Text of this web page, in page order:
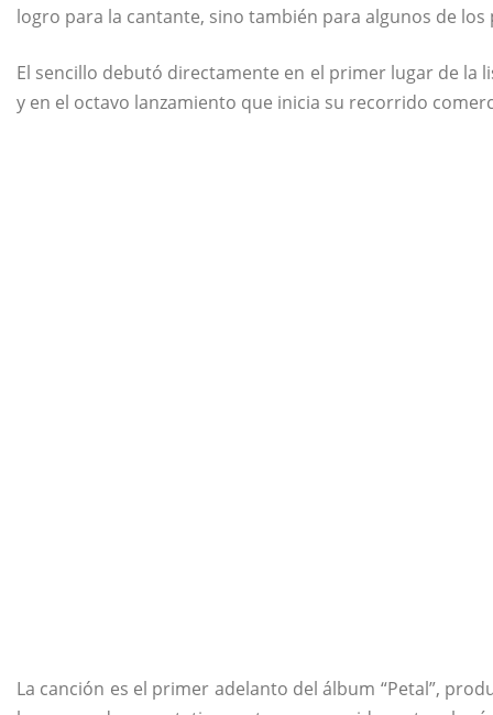
logro para la cantante, sino también para algunos de
El sencillo debutó directamente en el primer lugar de
y en el octavo lanzamiento que inicia su recorrido
La canción es el primer adelanto del álbum “Petal”,